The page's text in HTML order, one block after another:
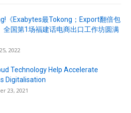
《Exabytes最Tokong；Export翻倍包
全国第1场福建话电商出口工作坊圆满
2022
Technology Help Accelerate
Digitalisation
23, 2021